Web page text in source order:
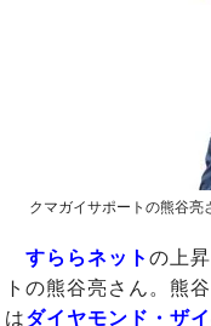
クマガイサポートの熊谷亮
すららネットの上
トの熊谷亮さん。熊
はダイヤモンド・ザイ